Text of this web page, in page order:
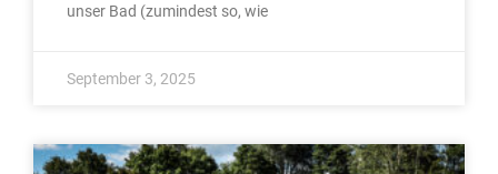
unser Bad (zumindest so, wie
September 3, 2025